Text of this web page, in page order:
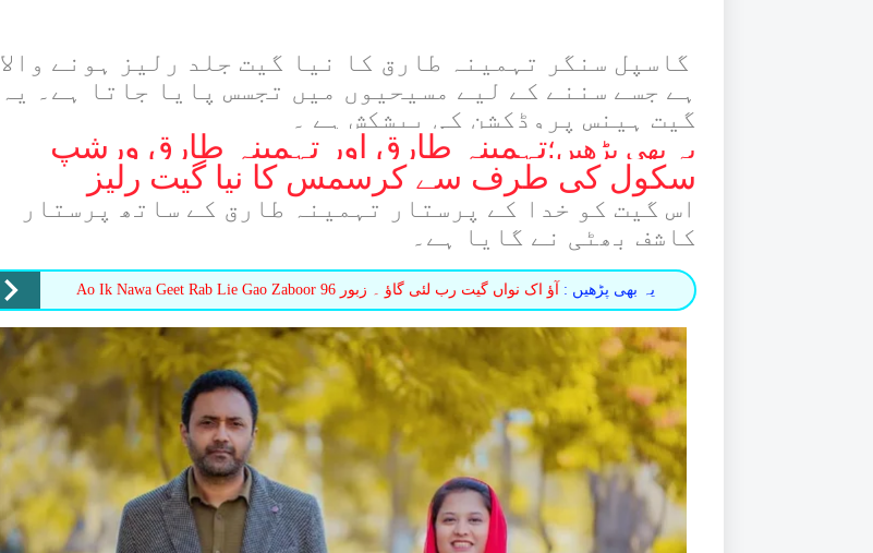
گاسپل سنگر تہمینہ طارق کا نیا گیت جلد رلیز ہونے والا
ہے جسے سننے کے لیے مسیحیوں میں تجسس پایا جاتا ہے۔ یہ
گیت ہینس پروڈکشن کی پیشکش ہے ۔
یہ بھی پڑھیں؛تہمینہ طارق اور تہمینہ طارق ورشِپ
سکول کی طرف سے کرسمس کا نیا گیت رلیز
اس گیت کو خدا کے پرستار تہمینہ طارق کے ساتھ پرستار
کاشف بھٹی نے گایا ہے۔
یہ بھی پڑھیں : آؤ اک نواں گیت رب لئی گاؤ ۔ زبور 96 Ao Ik Nawa Geet Rab Lie Gao Zaboor